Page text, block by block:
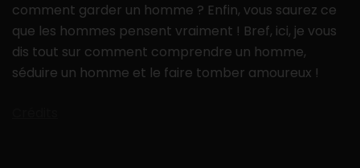
comment garder un homme ? Enfin, vous saurez ce
que les hommes pensent vraiment ! Bref, ici, je vous
dis tout sur comment comprendre un homme,
séduire un homme et le faire tomber amoureux !